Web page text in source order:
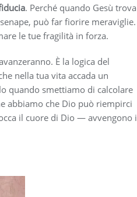
. Perché quando Gesù trova
può far fiorire meraviglie.
le tue fragilità in forza.
È la logica del
nella tua vita accada un
quando smettiamo di calcolare
abbiamo che Dio può riempirci
il cuore di Dio — avvengono i